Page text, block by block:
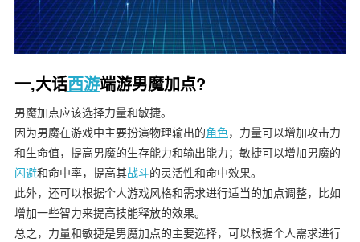
一,大话西游端游男魔加点?
男魔加点应该选择力量和敏捷。
因为男魔在游戏中主要扮演物理输出的角色，力量可以增加攻击力
和生命值，提高男魔的生存能力和输出能力；敏捷可以增加男魔的
闪避和命中率，提高其战斗的灵活性和命中效果。
此外，还可以根据个人游戏风格和需求进行适当的加点调整，比如
增加一些智力来提高技能释放的效果。
总之，力量和敏捷是男魔加点的主要选择，可以根据个人需求进行